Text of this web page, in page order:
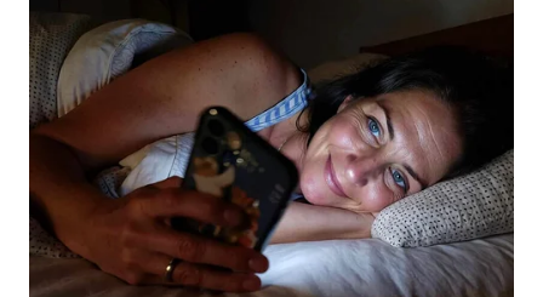
WN
SULUT
WN
MALUKU
WN
MALUT
WN